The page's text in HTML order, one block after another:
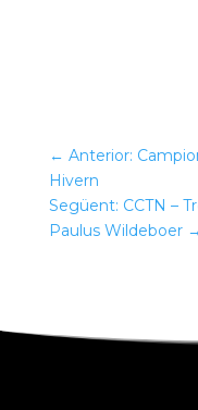
← Anterior:
Hivern
Següent: CCTN –
Paulus Wildeboer→